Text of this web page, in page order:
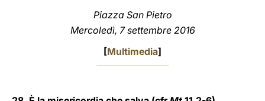
Piazza San Pietro
Mercoledì, 7 settembre 2016
[Multimedia]